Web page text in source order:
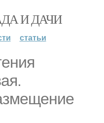
И ДАЧИ
статьи